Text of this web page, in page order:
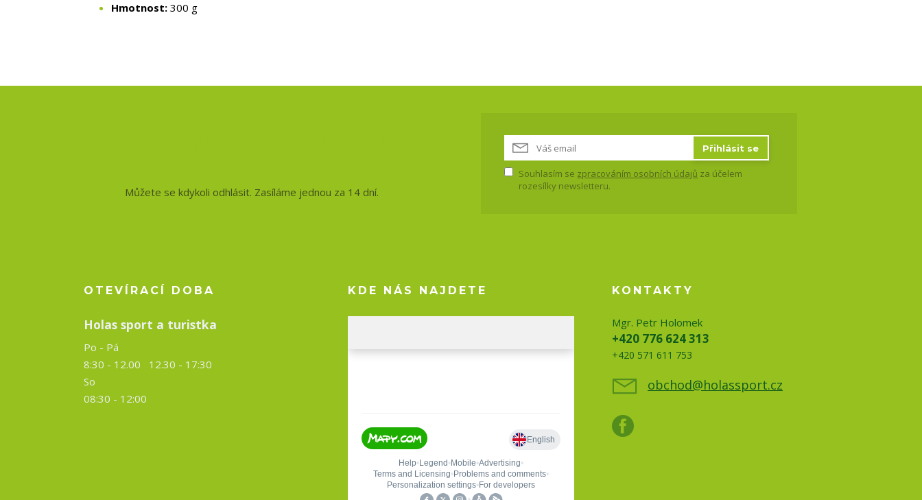
Hmotnost: 300 g
Můžete se kdykoli odhlásit. Zasíláme jednou za 14 dní.
Přihlásit se
Souhlasím se zpracováním osobních údajů za účelem
rozesílky newsletteru.
OTEVÍRACÍ DOBA
Holas sport a turistka
Po - Pá
8:30 - 12.00 12.30 - 17:30
So
08:30 - 12:00
KDE NÁS NAJDETE KONTAKTY
Mgr. Petr Holomek
+420 776 624 313
+420 571 611 753
obchod@holassport.cz